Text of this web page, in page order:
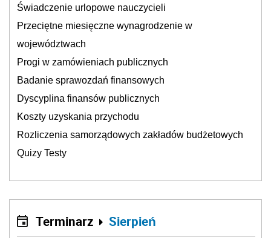
Świadczenie urlopowe nauczycieli
Przeciętne miesięczne wynagrodzenie w
województwach
Progi w zamówieniach publicznych
Badanie sprawozdań finansowych
Dyscyplina finansów publicznych
Koszty uzyskania przychodu
Rozliczenia samorządowych zakładów budżetowych
Quizy Testy
Terminarz Sierpień